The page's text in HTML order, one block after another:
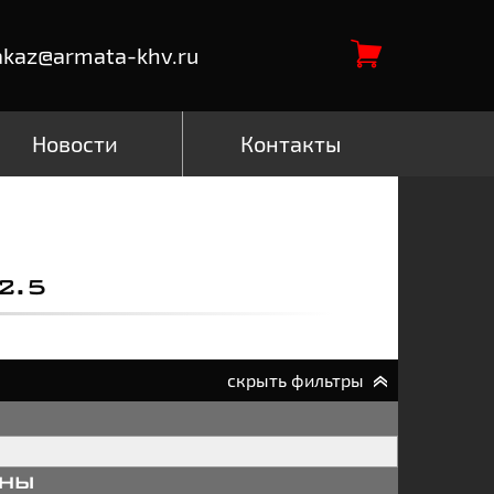
khv.ru
Новости Контакты
скрыть фильтры